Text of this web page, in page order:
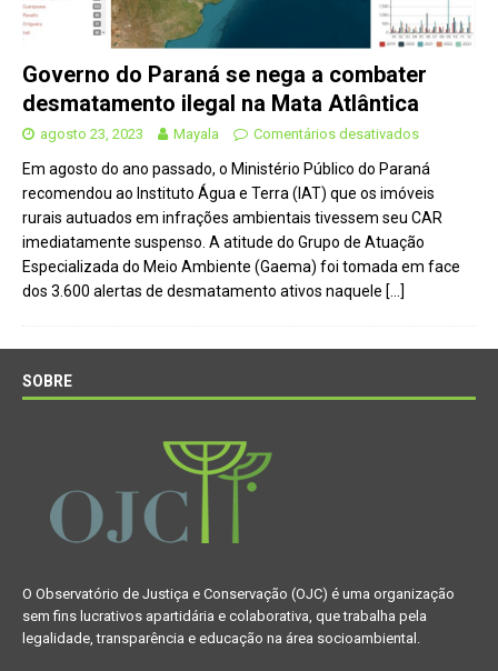
Governo do Paraná se nega a combater
desmatamento ilegal na Mata Atlântica
agosto 23, 2023 Mayala Comentários desativados
Em agosto do ano passado, o Ministério Público do Paraná
recomendou ao Instituto Água e Terra (IAT) que os imóveis
rurais autuados em infrações ambientais tivessem seu CAR
imediatamente suspenso. A atitude do Grupo de Atuação
Especializada do Meio Ambiente (Gaema) foi tomada em face
dos 3.600 alertas de desmatamento ativos naquele […]
SOBRE
O Observatório de Justiça e Conservação (OJC) é uma organização
sem fins lucrativos apartidária e colaborativa, que trabalha pela
legalidade, transparência e educação na área socioambiental.